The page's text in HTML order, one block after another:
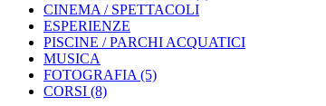
CINEMA / SPETTACOLI
ESPERIENZE
PISCINE / PARCHI ACQUATICI
MUSICA
FOTOGRAFIA (5)
CORSI (8)